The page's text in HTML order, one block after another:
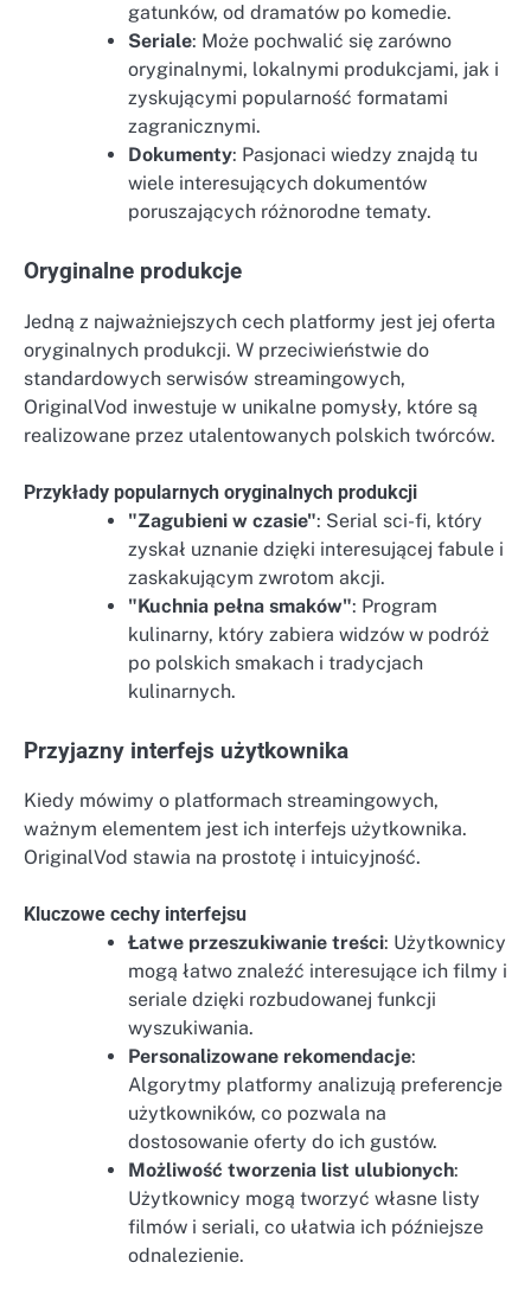
gatunków, od dramatów po komedie.
Seriale: Może pochwalić się zarówno
oryginalnymi, lokalnymi produkcjami, jak i
zyskującymi popularność formatami
zagranicznymi.
Dokumenty: Pasjonaci wiedzy znajdą tu
wiele interesujących dokumentów
poruszających różnorodne tematy.
Oryginalne produkcje
Jedną z najważniejszych cech platformy jest jej oferta
oryginalnych produkcji. W przeciwieństwie do
standardowych serwisów streamingowych,
OriginalVod inwestuje w unikalne pomysły, które są
realizowane przez utalentowanych polskich twórców.
Przykłady popularnych oryginalnych produkcji
"Zagubieni w czasie": Serial sci-fi, który
zyskał uznanie dzięki interesującej fabule i
zaskakującym zwrotom akcji.
"Kuchnia pełna smaków": Program
kulinarny, który zabiera widzów w podróż
po polskich smakach i tradycjach
kulinarnych.
Przyjazny interfejs użytkownika
Kiedy mówimy o platformach streamingowych,
ważnym elementem jest ich interfejs użytkownika.
OriginalVod stawia na prostotę i intuicyjność.
Kluczowe cechy interfejsu
Łatwe przeszukiwanie treści: Użytkownicy
mogą łatwo znaleźć interesujące ich filmy i
seriale dzięki rozbudowanej funkcji
wyszukiwania.
Personalizowane rekomendacje:
Algorytmy platformy analizują preferencje
użytkowników, co pozwala na
dostosowanie oferty do ich gustów.
Możliwość tworzenia list ulubionych:
Użytkownicy mogą tworzyć własne listy
filmów i seriali, co ułatwia ich późniejsze
odnalezienie.